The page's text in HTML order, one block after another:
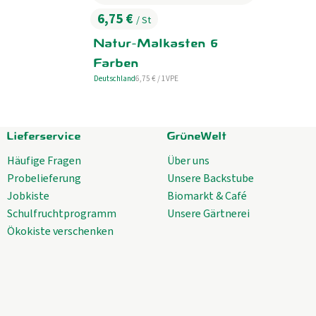
, Preis:
6,75 € / St
Natur-Malkasten 6
Farben
, Herkunft:
Deutschland, Referenzpreis:
6,75 € / 1VPE
Lieferservice
Häufige Fragen
Probelieferung
Jobkiste
Schulfruchtprogramm
Ökokiste verschenken
GrüneWelt
Über uns
Unsere Backstube
Biomarkt & Café
Unsere Gärtnerei